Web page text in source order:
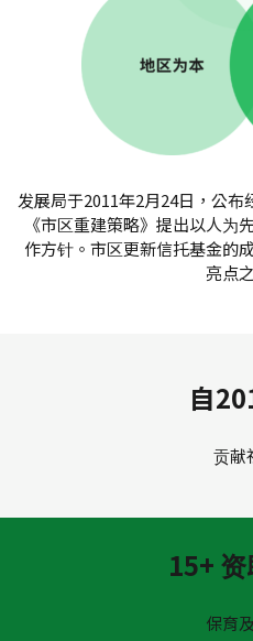
发展局于2011年2月24日，公
《市区重建策略》提出以人为
作方针。市区更新信托基金的
亮点
自
贡献
15+
保育